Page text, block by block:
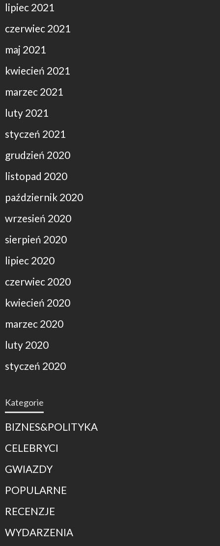
lipiec 2021
czerwiec 2021
maj 2021
kwiecień 2021
marzec 2021
luty 2021
styczeń 2021
grudzień 2020
listopad 2020
październik 2020
wrzesień 2020
sierpień 2020
lipiec 2020
czerwiec 2020
kwiecień 2020
marzec 2020
luty 2020
styczeń 2020
Kategorie
BIZNES&POLITYKA
CELEBRYCI
GWIAZDY
POPULARNE
RECENZJE
WYDARZENIA